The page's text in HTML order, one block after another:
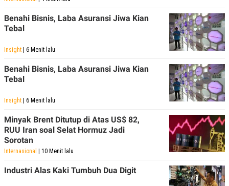
Benahi Bisnis, Laba Asuransi Jiwa Kian
Tebal
Insight | 6 Menit lalu
Benahi Bisnis, Laba Asuransi Jiwa Kian
Tebal
Insight | 6 Menit lalu
Minyak Brent Ditutup di Atas US$ 82,
RUU Iran soal Selat Hormuz Jadi
Sorotan
Internasional | 10 Menit lalu
Industri Alas Kaki Tumbuh Dua Digit